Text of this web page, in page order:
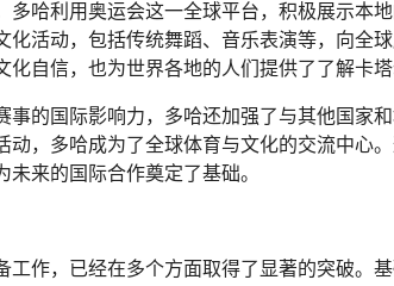
多哈利用奥运会这一全球平台，积极展示本
化活动，包括传统舞蹈、音乐表演等，向全
化自信，也为世界各地的人们提供了了解卡塔
事的国际影响力，多哈还加强了与其他国家
动，多哈成为了全球体育与文化的交流中心
未来的国际合作奠定了基础。
工作，已经在多个方面取得了显著的突破。